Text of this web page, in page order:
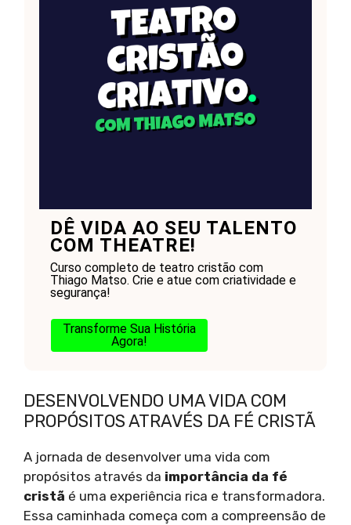
DÊ VIDA AO SEU TALENTO
COM THEATRE!
Curso completo de teatro cristão com
Thiago Matso. Crie e atue com criatividade e
segurança!
Transforme Sua História
Agora!
DESENVOLVENDO UMA VIDA COM
PROPÓSITOS ATRAVÉS DA FÉ CRISTÃ
A jornada de desenvolver uma vida com
propósitos através da importância da fé
cristã é uma experiência rica e transformadora.
Essa caminhada começa com a compreensão de